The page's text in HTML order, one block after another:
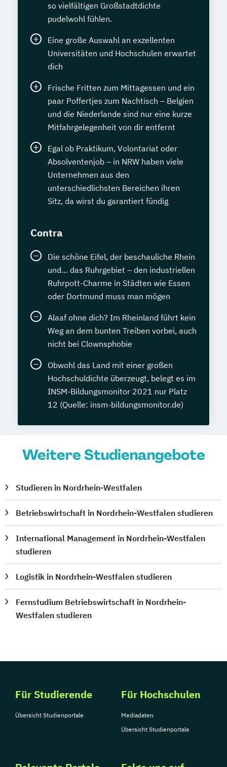
so vielfältigen Großstadtdichte
pudelwohl fühlen.
Eine große Auswahl an exzellenten
Universitäten und Hochschulen erwartet
dich
Frische Fritten zum Mittagessen und ein
paar Poffertjes zum Nachtisch – Belgien
und die Niederlande sind nur eine kurze
Mitfahrgelegenheit von dir entfernt
Egal ob Praktikum, Volontariat oder
Absolventenjob – in NRW haben viele
Unternehmen aus den
unterschiedlichsten Bereichen ihren
Sitz, da wirst du garantiert fündig
Contra
Die schöne Eifel, der beschauliche Rhein
und… das Ruhrgebiet – den industriellen
Ruhrpott-Charme in Städten wie Essen
oder Dortmund muss man mögen
Alaaf ohne dich? Im Rheinland führt kein
Weg an dem bunten Treiben vorbei, auch
nicht bei Clownsphobie
Obwohl das Land mit einer großen
Hochschuldichte überzeugt, belegt es im
INSM-Bildungsmonitor 2021 nur Platz
12 (Quelle: insm-bildungsmonitor.de)
Weitere Studienangebote
Studieren in Nordrhein-Westfalen
Betriebswirtschaft in Nordrhein-Westfalen studieren
International Management in Nordrhein-Westfalen
studieren
Logistik in Nordrhein-Westfalen studieren
Fernstudium Betriebswirtschaft in Nordrhein-
Westfalen studieren
Für Studierende
Übersicht Studienportale
Für Hochschulen
Mediadaten
Übersicht Studienportale